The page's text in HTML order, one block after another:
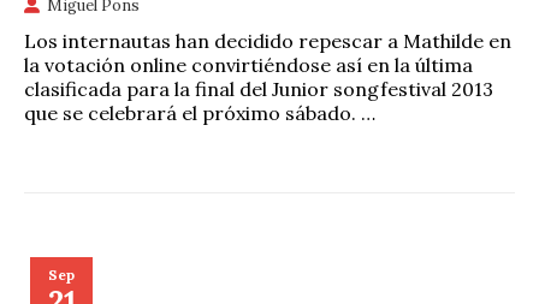
Miguel Pons
Los internautas han decidido repescar a Mathilde en
la votación online convirtiéndose así en la última
clasificada para la final del Junior songfestival 2013
que se celebrará el próximo sábado. …
Sep